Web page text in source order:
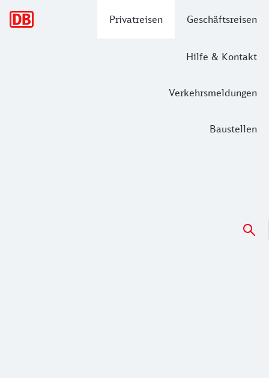
Privatreisen Geschäftsreisen
Hilfe & Kontakt
Verkehrsmeldungen
Baustellen